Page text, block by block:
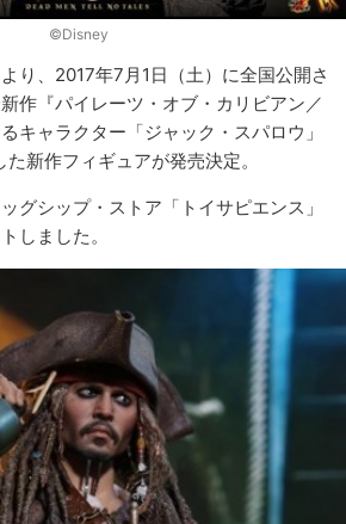
©Disney
り、2017年7月1日（土）に全国公開さ
作『パイレーツ・オブ・カリビアン／
キャラクター「ジャック・スパロウ」
新作フィギュアが発売決定。
グシップ・ストア「トイサピエンス」
しました。